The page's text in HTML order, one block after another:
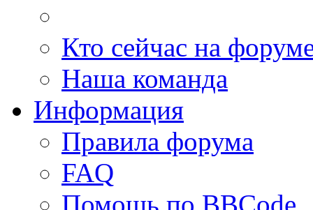
Кто сейчас на
Наша команда
Информация
Правила форума
FAQ
Помощь по BBCode